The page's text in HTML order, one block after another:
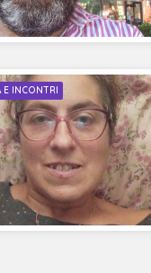
E INCONTRI